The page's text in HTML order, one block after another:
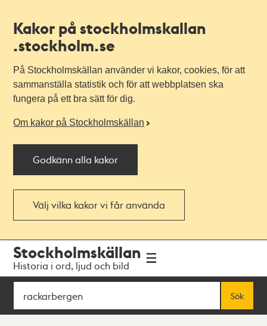
Kakor på stockholmskallan
.stockholm.se
På Stockholmskällan använder vi kakor, cookies, för att
sammanställa statistik och för att webbplatsen ska
fungera på ett bra sätt för dig.
Om kakor på Stockholmskällan
Godkänn alla kakor
Välj vilka kakor vi får använda
navigationen
huvudinnehållet
Stockholmskällan
Historia i ord, ljud och bild
Sök
Sök